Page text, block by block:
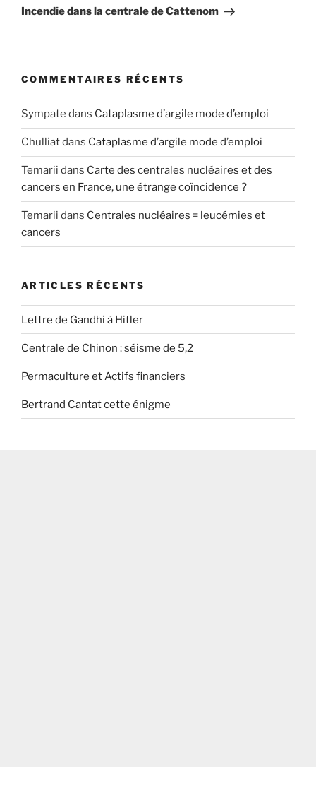
suivant
Incendie dans la centrale de Cattenom
COMMENTAIRES RÉCENTS
Sympate dans Cataplasme d’argile mode d’emploi
Chulliatdans Cataplasme d’argile mode d’emploi
Temarii dans Carte des centrales nucléaires et des
cancers en France, une étrange coïncidence ?
Temarii dans Centrales nucléaires = leucémies et
cancers
ARTICLES RÉCENTS
Lettre de Gandhi à Hitler
Centrale de Chinon : séisme de 5,2
Permaculture et Actifs financiers
Bertrand Cantat cette énigme